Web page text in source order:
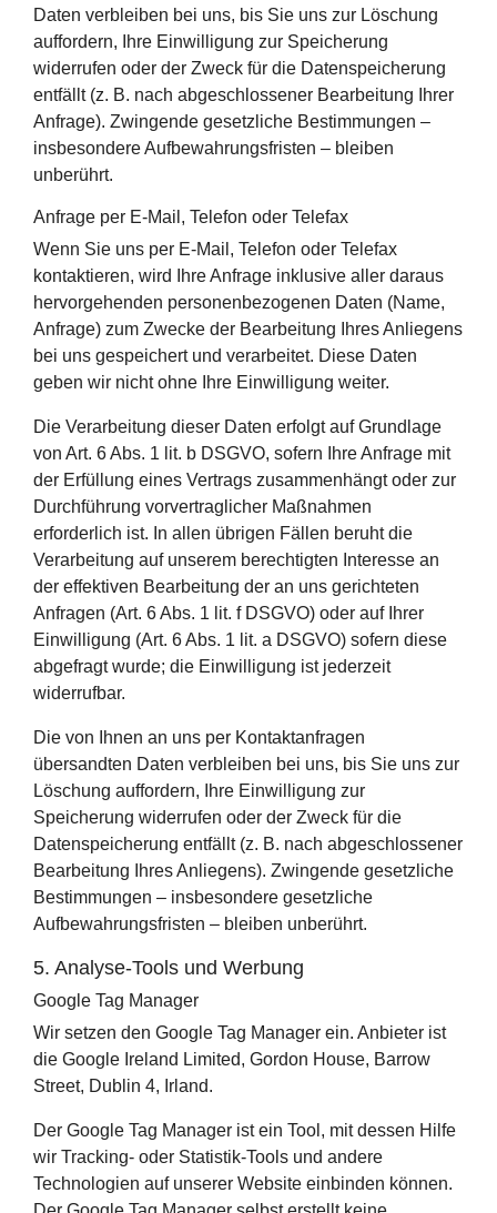
Daten verbleiben bei uns, bis Sie uns zur Löschung
auffordern, Ihre Einwilligung zur Speicherung
widerrufen oder der Zweck für die Datenspeicherung
entfällt (z. B. nach abgeschlossener Bearbeitung Ihrer
Anfrage). Zwingende gesetzliche Bestimmungen –
insbesondere Aufbewahrungsfristen – bleiben
unberührt.
Anfrage per E-Mail, Telefon oder Telefax
Wenn Sie uns per E-Mail, Telefon oder Telefax
kontaktieren, wird Ihre Anfrage inklusive aller daraus
hervorgehenden personenbezogenen Daten (Name,
Anfrage) zum Zwecke der Bearbeitung Ihres Anliegens
bei uns gespeichert und verarbeitet. Diese Daten
geben wir nicht ohne Ihre Einwilligung weiter.
Die Verarbeitung dieser Daten erfolgt auf Grundlage
von Art. 6 Abs. 1 lit. b DSGVO, sofern Ihre Anfrage mit
der Erfüllung eines Vertrags zusammenhängt oder zur
Durchführung vorvertraglicher Maßnahmen
erforderlich ist. In allen übrigen Fällen beruht die
Verarbeitung auf unserem berechtigten Interesse an
der effektiven Bearbeitung der an uns gerichteten
Anfragen (Art. 6 Abs. 1 lit. f DSGVO) oder auf Ihrer
Einwilligung (Art. 6 Abs. 1 lit. a DSGVO) sofern diese
abgefragt wurde; die Einwilligung ist jederzeit
widerrufbar.
Die von Ihnen an uns per Kontaktanfragen
übersandten Daten verbleiben bei uns, bis Sie uns zur
Löschung auffordern, Ihre Einwilligung zur
Speicherung widerrufen oder der Zweck für die
Datenspeicherung entfällt (z. B. nach abgeschlossener
Bearbeitung Ihres Anliegens). Zwingende gesetzliche
Bestimmungen – insbesondere gesetzliche
Aufbewahrungsfristen – bleiben unberührt.
5. Analyse-Tools und Werbung
Google Tag Manager
Wir setzen den Google Tag Manager ein. Anbieter ist
die Google Ireland Limited, Gordon House, Barrow
Street, Dublin 4, Irland.
Der Google Tag Manager ist ein Tool, mit dessen Hilfe
wir Tracking- oder Statistik-Tools und andere
Technologien auf unserer Website einbinden können.